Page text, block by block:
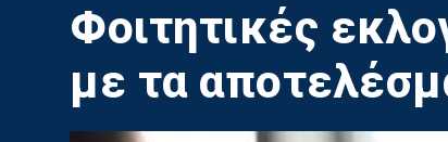
Φοιτητικές
με τα